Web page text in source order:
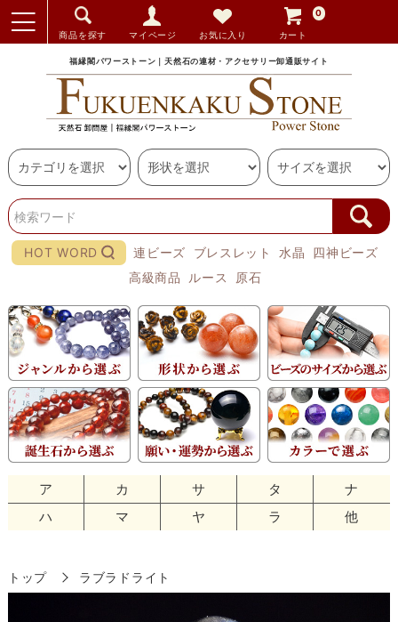
商品を探す マイページ お気に入り カート
0
福縁閣パワーストーン｜天然石の連材・アクセサリー卸通販サイト
HOT WORD 連ビーズ ブレスレット 水晶
四神ビーズ
高級商品
ルース 原石
ア カ サ タ
ナ
ハ
マ ヤ ラ 他
トップ ラブラドライト